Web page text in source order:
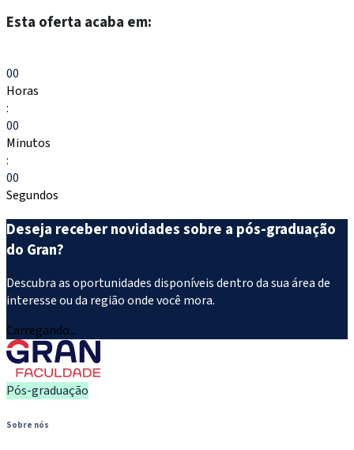
Esta oferta acaba em:
00
Horas
:
00
Minutos
:
00
Segundos
Deseja receber novidades sobre a pós-graduação
do Gran?
Descubra as oportunidades disponíveis dentro da sua área de
interesse ou da região onde você mora.
Carregando...
Pós-graduação
Sobre nós